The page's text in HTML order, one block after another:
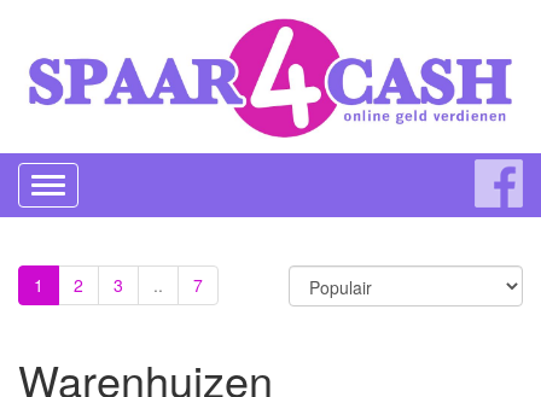
Toggle
navigation
1 2 3 .. 7
Warenhuizen